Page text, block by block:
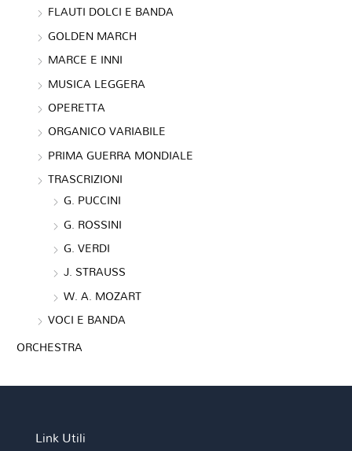
FLAUTI DOLCI E BANDA
GOLDEN MARCH
MARCE E INNI
MUSICA LEGGERA
OPERETTA
ORGANICO VARIABILE
PRIMA GUERRA MONDIALE
TRASCRIZIONI
G. PUCCINI
G. ROSSINI
G. VERDI
J. STRAUSS
W. A. MOZART
VOCI E BANDA
ORCHESTRA
Link Utili